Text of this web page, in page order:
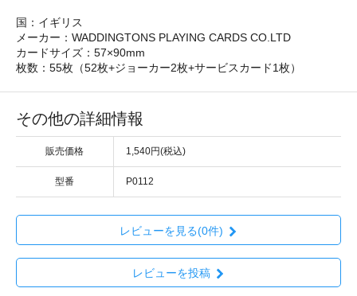
国：イギリス
メーカー：WADDINGTONS PLAYING CARDS CO.LTD
カードサイズ：57×90mm
枚数：55枚（52枚+ジョーカー2枚+サービスカード1枚）
その他の詳細情報
販売価格 1,540円(税込)
型番 P0112
レビューを見る(0件)
レビューを投稿